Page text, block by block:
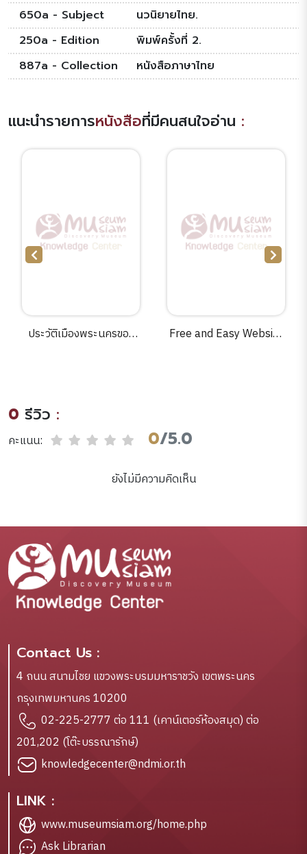
650a - Subject
นวนิยายไทย.
250a - Edition
พิมพ์ครั้งที่ 2.
887a - Collection
หนังสือภาษาไทย
แนะนำรายการหนังสือที่มีคนสนใจอ่าน :
ประวัติเมืองพระนครของ
Free and Easy Website
0 รีวิว :
คะแนน: 0/5.0
ยังไม่มีความคิดเห็น
Contact Us :
4 ถนน สนามไชย แขวงพระบรมมหาราชวัง เขตพระนคร
กรุงเทพมหานคร 10200
02-225-2777 ต่อ 111 (เคาน์เตอร์ห้องสมุด) ต่อ
201,202 (โต๊ะบรรณารักษ์)
knowledgecenter@ndmi.or.th
LINK :
www.museumsiam.org/home.php
Ask Librarian